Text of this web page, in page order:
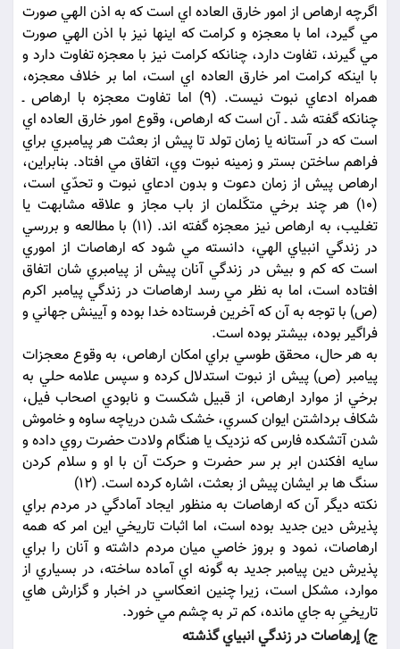
اگرچه ارهاص از امور خارق العاده اي است که به اذن الهي صورت
مي گيرد، اما با معجزه و کرامت که اينها نيز با اذن الهي صورت
مي گيرند، تفاوت دارد، چنانکه کرامت نيز با معجزه تفاوت دارد و
با اينکه کرامت امر خارق العاده اي است، اما بر خلاف معجزه،
همراه ادعاي نبوت نيست. (9) اما تفاوت معجزه با ارهاص ـ
چنانکه گفته شد ـ آن است که ارهاص، وقوع امور خارق العاده اي
است که در آستانه يا زمان تولد تا پيش از بعثت هر پيامبري براي
فراهم ساختن بستر و زمينه نبوت وي، اتفاق مي افتاد. بنابراين،
ارهاص پيش از زمان دعوت و بدون ادعاي نبوت و تحدّي است،
(10) هر چند برخي متکّلمان از باب مجاز و علاقه مشابهت يا
تغليب، به ارهاص نيز معجزه گفته اند. (11) با مطالعه و بررسي
در زندگي انبياي الهي، دانسته مي شود که ارهاصات از اموري
است که کم و بيش در زندگي آنان پيش از پيامبري شان اتفاق
افتاده است، اما به نظر مي رسد ارهاصات در زندگي پيامبر اکرم
(ص) با توجه به آن که آخرين فرستاده خدا بوده و آيينش جهاني و
فراگير بوده، بيشتر بوده است.
به هر حال، محقق طوسي براي امکان ارهاص، به وقوع معجزات
پيامبر (ص) پيش از نبوت استدلال کرده و سپس علامه حلي به
برخي از موارد ارهاص، از قبيل شکست و نابودي اصحاب فيل،
شکاف برداشتن ايوان کسري، خشک شدن درياچه ساوه و خاموش
شدن آتشکده فارس که نزديک يا هنگام ولادت حضرت روي داده و
سايه افکندن ابر بر سر حضرت و حرکت آن با او و سلام کردن
سنگ ها بر ايشان پيش از بعثت، اشاره کرده است. (12)
نکته ديگر آن که ارهاصات به منظور ايجاد آمادگي در مردم براي
پذيرش دين جديد بوده است، اما اثبات تاريخي اين امر که همه
ارهاصات، نمود و بروز خاصي ميان مردم داشته و آنان را براي
پذيرش دين پيامبر جديد به گونه اي آماده ساخته، در بسياري از
موارد، مشکل است، زيرا چنين انعکاسي در اخبار و گزارش هاي
تاريخيِ به جاي مانده، کم تر به چشم مي خورد.
ج) إرهاصات در زندگي انبياي گذشته